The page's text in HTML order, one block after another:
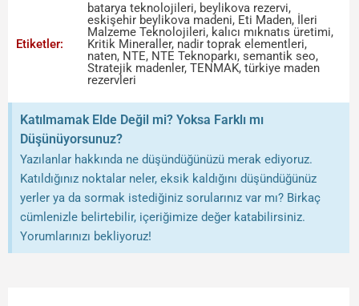
Etiketler:
batarya teknolojileri, beylikova rezervi,
eskişehir beylikova madeni, Eti Maden,
İleri
Malzeme Teknolojileri, kalıcı mıknatıs üretimi,
Kritik Mineraller, nadir toprak elementleri,
naten, NTE, NTE Teknoparkı,semantik seo,
Stratejik madenler,TENMAK,türkiye maden
rezervleri
Katılmamak Elde Değil mi? Yoksa Farklı mı
Düşünüyorsunuz?
Yazılanlar hakkında ne düşündüğünüzü merak ediyoruz.
Katıldığınız noktalar neler, eksik kaldığını düşündüğünüz
yerler ya da sormak istediğiniz sorularınız var mı? Birkaç
cümlenizle belirtebilir, içeriğimize değer katabilirsiniz.
Yorumlarınızı bekliyoruz!